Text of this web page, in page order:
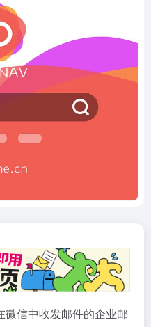
微信中收发邮件的企业邮